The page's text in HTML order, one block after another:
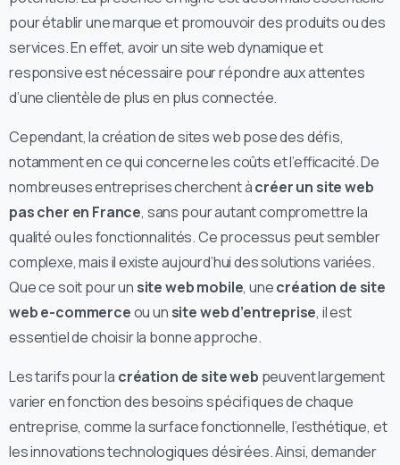
pour établir une marque et promouvoir des produits ou des
services. En effet, avoir un site web dynamique et
responsive est nécessaire pour répondre aux attentes
d’une clientèle de plus en plus connectée.
Cependant, la création de sites web pose des défis,
notamment en ce qui concerne les coûts et l’efficacité. De
nombreuses entreprises cherchent àcréer un site web
pas cher en France, sans pour autant compromettre la
qualité ou les fonctionnalités. Ce processus peut sembler
complexe, mais il existe aujourd’hui des solutions variées.
Que ce soit pour un site web mobile, unecréation de site
web e-commerceou un site web d’entreprise, il est
essentiel de choisir la bonne approche.
Les tarifs pour la création de site web peuvent largement
varier en fonction des besoins spécifiques de chaque
entreprise, comme la surface fonctionnelle, l’esthétique, et
les innovations technologiques désirées. Ainsi, demander